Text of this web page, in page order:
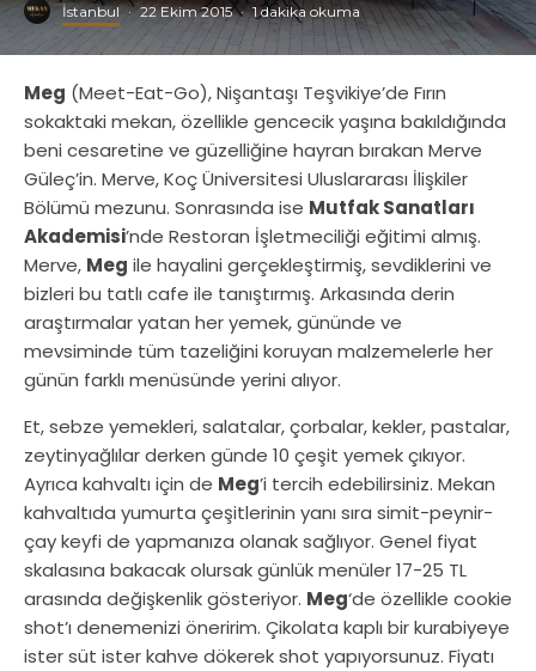
İstanbul · 22 Ekim 2015 · 1 dakika okuma
Meg (Meet-Eat-Go), Nişantaşı Teşvikiye’de Fırın
sokaktaki mekan, özellikle gencecik yaşına bakıldığında
beni cesaretine ve güzelliğine hayran bırakan Merve
Güleç’in. Merve, Koç Üniversitesi Uluslararası İlişkiler
Bölümü mezunu. Sonrasında ise Mutfak Sanatları
Akademisi’nde Restoran İşletmeciliği eğitimi almış.
Merve, Meg ile hayalini gerçekleştirmiş, sevdiklerini ve
bizleri bu tatlı cafe ile tanıştırmış. Arkasında derin
araştırmalar yatan her yemek, gününde ve
mevsiminde tüm tazeliğini koruyan malzemelerle her
günün farklı menüsünde yerini alıyor.
Et, sebze yemekleri, salatalar, çorbalar, kekler, pastalar,
zeytinyağlılar derken günde 10 çeşit yemek çıkıyor.
Ayrıca kahvaltı için de Meg’i tercih edebilirsiniz. Mekan
kahvaltıda yumurta çeşitlerinin yanı sıra simit-peynir-
çay keyfi de yapmanıza olanak sağlıyor. Genel fiyat
skalasına bakacak olursak günlük menüler 17-25 TL
arasında değişkenlik gösteriyor. Meg‘de özellikle cookie
shot’ı denemenizi öneririm. Çikolata kaplı bir kurabiyeye
ister süt ister kahve dökerek shot yapıyorsunuz. Fiyatı